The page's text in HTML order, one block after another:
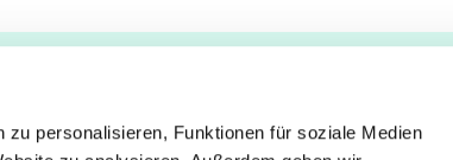
personalisieren, Funktionen für soziale Medien
Pfarrämter